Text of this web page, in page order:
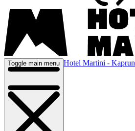
Toggle main menu Hotel Martini - Kaprun